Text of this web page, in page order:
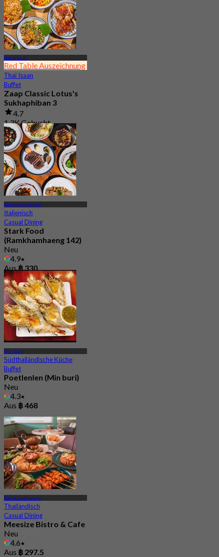
Bang Kapi
Red Table Auszeichnung
Thai Isaan
Buffet
Zaap Classic Lotus's
Sukhaphiban 3
4.7
1.3K Gebucht
Aus ฿ 224.75
Ramkhamhaeng
Italienisch
Casual Dining
Stark Food
(Ramkhamhaeng 142)
Neu
4.9
Aus ฿ 330
Min Buri
Südthailändische Küche
Buffet
Poetlenlen (Min buri)
Neu
4.3
Aus ฿ 468
Ramkhamhaeng
Thailändisch
Casual Dining
Meesize Bistro & Cafe
Neu
4.6
Aus ฿ 297.5